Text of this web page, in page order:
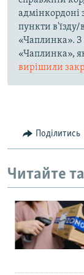
адмінкордоні
пункти в'їзду/
«Чаплинка». З
«Чаплинка»,
вирішили
Поділитись
Читайте